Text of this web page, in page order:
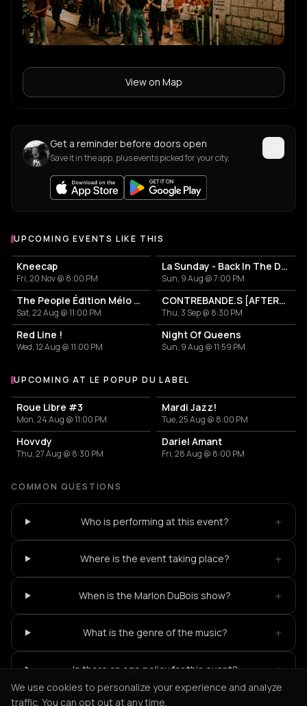
View on Map
Get a reminder before doors open
Save it in the app, plus events picked for your city.
UPCOMING EVENTS LIKE THIS
Kneecap
Fri, 20 Nov @ 8:00 PM
La Sunday - Back In The Day!
Sun, 9 Aug @ 7:00 PM
The People Édition Mélo Décalé
Sat, 22 Aug @ 11:00 PM
CONTREBANDE.S [AFTERS #06]
Thu, 3 Sep @ 8:30 PM
Red Line !
Wed, 12 Aug @ 11:00 PM
Night Of Queens
Sun, 9 Aug @ 11:59 PM
More events at Le POPUP du Label
UPCOMING AT LE POPUP DU LABEL
Roue Libre #3
Mon, 24 Aug @ 11:00 PM
Mardi Jazz!
Tue, 25 Aug @ 8:00 PM
Hovvdy
Thu, 27 Aug @ 8:30 PM
Dariel Amant
Fri, 28 Aug @ 8:00 PM
COMMON QUESTIONS
Who is performing at this event? +
Where is the event taking place? +
When is the Marlon DuBois show? +
What is the genre of the music? +
Is there an age policy for this event? +
We use cookies to personalize your experience and analyze
traffic. You can opt out at any time.